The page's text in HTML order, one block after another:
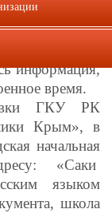
школа была
прошлого
стоит дата
информация,
время.
ГКУ РК
Крым», в
начальная
«Саки
языком
школа